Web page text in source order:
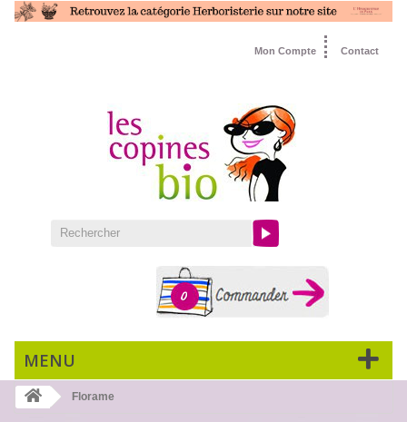
Contact
Mon Compte
0
MENU
Florame